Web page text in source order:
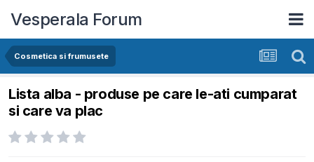
Vesperala Forum
Cosmetica si frumusete
Lista alba - produse pe care le-ati cumparat
si care va plac